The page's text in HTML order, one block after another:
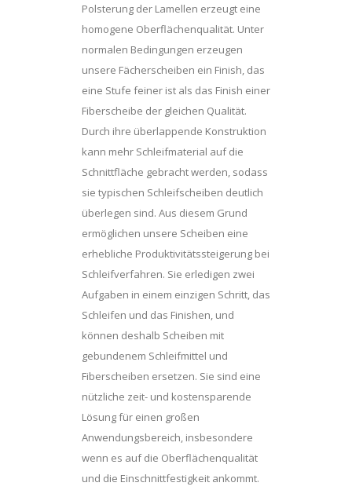
Polsterung der Lamellen erzeugt eine
homogene Oberflächenqualität. Unter
normalen Bedingungen erzeugen
unsere Fächerscheiben ein Finish, das
eine Stufe feiner ist als das Finish einer
Fiberscheibe der gleichen Qualität.
Durch ihre überlappende Konstruktion
kann mehr Schleifmaterial auf die
Schnittfläche gebracht werden, sodass
sie typischen Schleifscheiben deutlich
überlegen sind. Aus diesem Grund
ermöglichen unsere Scheiben eine
erhebliche Produktivitätssteigerung bei
Schleifverfahren. Sie erledigen zwei
Aufgaben in einem einzigen Schritt, das
Schleifen und das Finishen, und
können deshalb Scheiben mit
gebundenem Schleifmittel und
Fiberscheiben ersetzen. Sie sind eine
nützliche zeit- und kostensparende
Lösung für einen großen
Anwendungsbereich, insbesondere
wenn es auf die Oberflächenqualität
und die Einschnittfestigkeit ankommt.